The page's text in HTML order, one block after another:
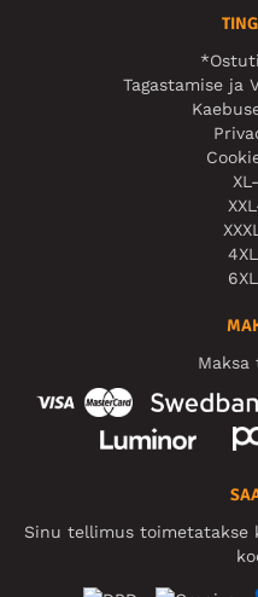
Tagastamise ja
Maksa
Sinu tellimus toimetatakse